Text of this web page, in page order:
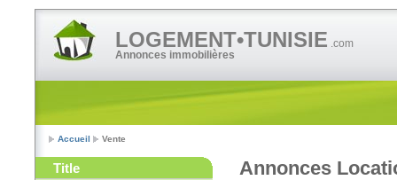
LOGEMENT•TUNISIE .com
Annonces immobilières
Accueil Vente
Title Annonces